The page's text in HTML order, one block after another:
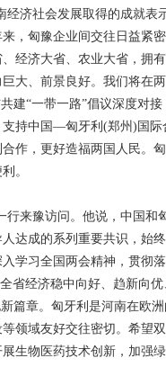
济社会发展取得的成就表
，匈豫企业间交往日益紧
经济大省、农业大省，拥
大、前景良好。我们将在
建“一带一路”倡议深度对
持中国—匈牙利(郑州)国际
作，更好造福两国人民。
。
来豫访问。他说，中国和
达成的系列重要共识，始
学习全国两会精神，贯彻
省经济稳中向好、趋新向优
篇章。匈牙利是河南在欧
领域友好交往密切。希望
生物医药技术创新，加强绿